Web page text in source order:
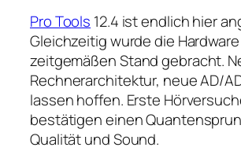
Pro Tools 12.4 ist endlich hier
Gleichzeitig wurde die
zeitgemäßen Stand gebracht.
Rechnerarchitektur, neue AD/
lassen hoffen. Erste
bestätigen einen
Qualität und Sound.